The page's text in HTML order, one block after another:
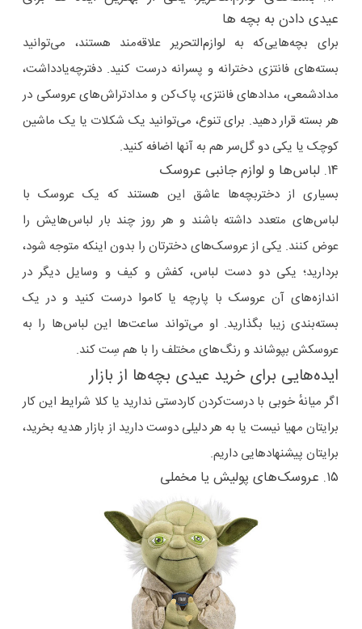
عیدی دادن به بچه ها
برای بچه‌هایی‌که به لوازم‌التحریر علاقه‌مند هستند، می‌توانید
بسته‌های فانتزی دخترانه و پسرانه درست کنید. دفترچه‌یادداشت،
مدادشمعی، مدادهای فانتزی، پاک‌کن و مدادتراش‌های عروسکی در
هر بسته قرار دهید. برای تنوع، می‌توانید یک شکلات یا یک ماشین
کوچک یا یکی دو گل‌سر هم به آنها اضافه کنید.
۱۴. لباس‌ها و لوازم جانبی عروسک
بسیاری از دختربچه‌ها عاشق این هستند که یک عروسک با
لباس‌های متعدد داشته باشند و هر روز چند بار لباس‌هایش را
عوض کنند. یکی از عروسک‌های دخترتان را بدون اینکه متوجه شود،
بردارید؛ یکی‌ دو دست لباس، کفش و کیف و وسایل دیگر در
اندازه‌های آن عروسک با پارچه یا کاموا درست کنید و در یک
بسته‌بندی زیبا بگذارید. او می‌تواند ساعت‌ها این لباس‌ها را به
عروسکش بپوشاند و رنگ‌های مختلف را با هم سِت کند.
ایده‌هایی برای خرید عیدی بچه‌ها از بازار
اگر میانهٔ خوبی با درست‌کردن کاردستی ندارید یا کلا شرایط این کار
برایتان مهیا نیست یا به‌ هر دلیلی دوست دارید از بازار هدیه بخرید،
برایتان پیشنهادهایی داریم.
۱۵. عروسک‌های پولیش یا مخملی